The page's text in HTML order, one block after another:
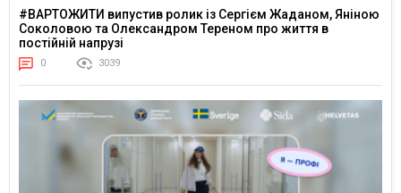
#ВАРТОЖИТИ випустив ролик із Сергієм Жаданом, Яніною
Соколовою та Олександром Тереном про життя в
постійній напрузі
0 3039